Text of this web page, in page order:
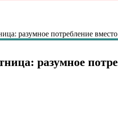
разумное потребление
разумное